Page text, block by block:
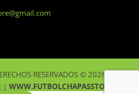
RESERVADOS © 2026
| WWW.FUTBOLCHAPASSTORE.COM